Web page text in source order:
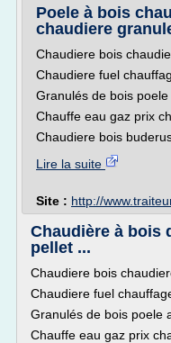
Poele à bois
chaudiere
Chaudiere bois
Chaudiere fuel
Granulés de bois
Chauffe eau gaz prix
Chaudiere bois
Lire la suite
Site : http://
Chaudière à bois
pellet ...
Chaudiere bois
Chaudiere fuel
Granulés de bois poele
Chauffe eau gaz prix